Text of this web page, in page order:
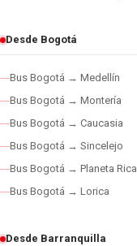
Desde Bogotá
Bus Bogotá → Medellín
Bus Bogotá → Montería
Bus Bogotá → Caucasia
Bus Bogotá → Sincelejo
Bus Bogotá → Planeta Rica
Bus Bogotá → Lorica
Desde Barranquilla